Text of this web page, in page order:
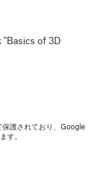
"Basics of 3D
護されており、Google
す。